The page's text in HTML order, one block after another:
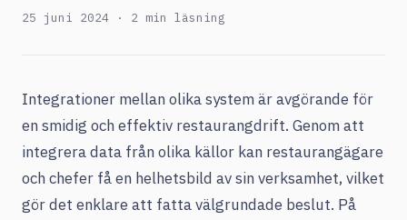
Gäster & marknad
Boka en demo
25 juni 2024 · 2 min läsning
Integrationer mellan olika system är avgörande för
en smidig och effektiv restaurangdrift. Genom att
integrera data från olika källor kan restaurangägare
och chefer få en helhetsbild av sin verksamhet, vilket
gör det enklare att fatta välgrundade beslut. På